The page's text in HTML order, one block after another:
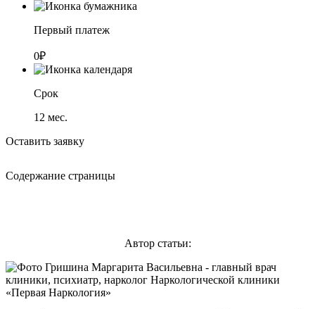
Первый платеж
0₽
Срок
12 мес.
Оставить заявку
Содержание страницы
Автор статьи: